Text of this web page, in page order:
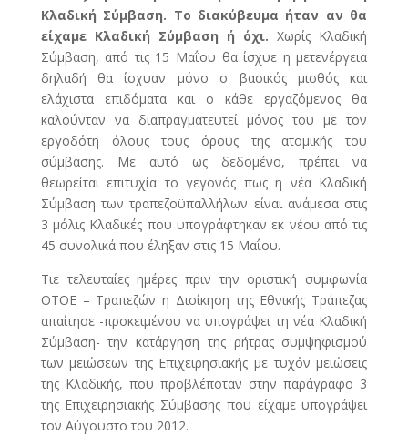
Κλαδική Σύμβαση. Το διακύβευμα ήταν αν θα
είχαμε Κλαδική Σύμβαση ή όχι. Χωρίς Κλαδική
Σύμβαση, από τις 15 Μαΐου θα ίσχυε η μετενέργεια
δηλαδή θα ίσχυαν μόνο ο βασικός μισθός και
ελάχιστα επιδόματα και ο κάθε εργαζόμενος θα
καλούνταν να διαπραγματευτεί μόνος του με τον
εργοδότη όλους τους όρους της ατομικής του
σύμβασης. Με αυτό ως δεδομένο, πρέπει να
θεωρείται επιτυχία το γεγονός πως η νέα Κλαδική
Σύμβαση των τραπεζοϋπαλλήλων είναι ανάμεσα στις
3 μόλις Κλαδικές που υπογράφτηκαν εκ νέου από τις
45 συνολικά που έληξαν στις 15 Μαΐου.
Τιε τελευταίες ημέρες πριν την οριστική συμφωνία
ΟΤΟΕ – Τραπεζών η Διοίκηση της Εθνικής Τράπεζας
απαίτησε -προκειμένου να υπογράψει τη νέα Κλαδική
Σύμβαση- την κατάργηση της ρήτρας συμψηφισμού
των μειώσεων της Επιχειρησιακής με τυχόν μειώσεις
της Κλαδικής, που προβλέποταν στην παράγραφο 3
της Επιχειρησιακής Σύμβασης που είχαμε υπογράψει
τον Αύγουστο του 2012.